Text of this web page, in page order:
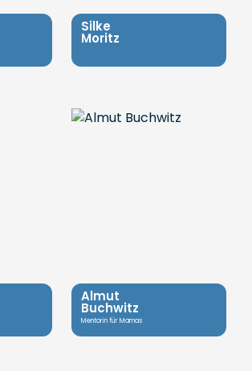
Silke
Moritz
Almut
Buchwitz
Mentorin für Mamas